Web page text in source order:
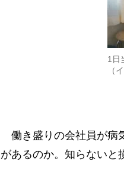
1日
（
働き盛りの会社員が病
があるのか。知らないと